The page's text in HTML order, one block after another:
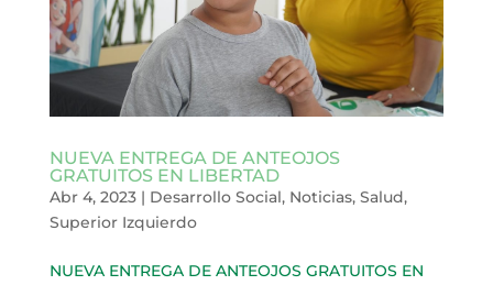
NUEVA ENTREGA DE ANTEOJOS
GRATUITOS EN LIBERTAD
Abr 4, 2023| Desarrollo Social, Noticias, Salud,
Superior Izquierdo
NUEVA ENTREGA DE ANTEOJOS GRATUITOS EN